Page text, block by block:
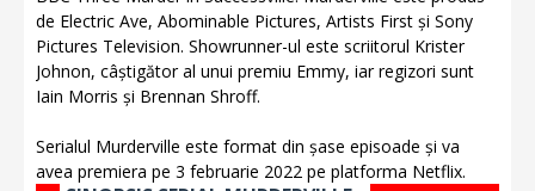
de Electric Ave, Abominable Pictures, Artists First și Sony
Pictures Television. Showrunner-ul este scriitorul Krister
Johnon, câștigător al unui premiu Emmy, iar regizori sunt
Iain Morris și Brennan Shroff.
Serialul Murderville este format din șase episoade și va
avea premiera pe 3 februarie 2022 pe platforma Netflix.